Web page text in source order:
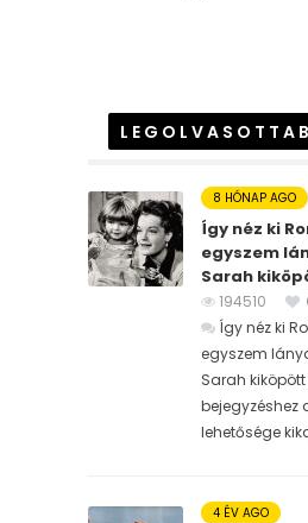
8 HÓNAP AGO
Így néz ki
egyszem
Sarah
194510
Így néz ki
egyszem
Sarah
bejegyzéshez
lehetősége
4 ÉV AGO